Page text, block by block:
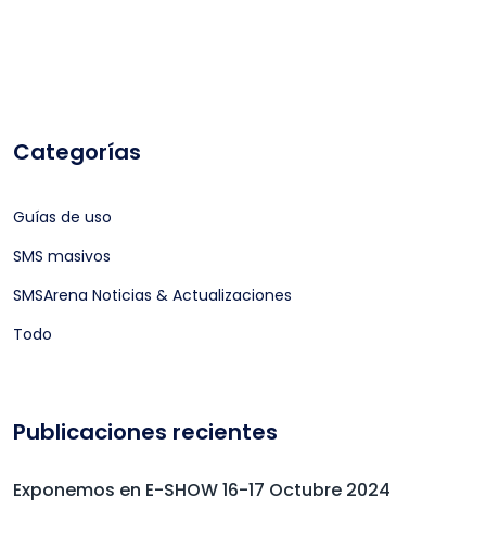
Categorías
Guías de uso
SMS masivos
SMSArena Noticias & Actualizaciones
Todo
Publicaciones recientes
Exponemos en E-SHOW 16-17 Octubre 2024